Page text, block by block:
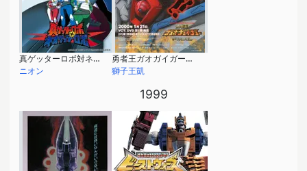
真ゲッターロボ対ネオゲッターロボ
ニオン
勇者王ガオガイガーFINAL
獅子王凱
1999